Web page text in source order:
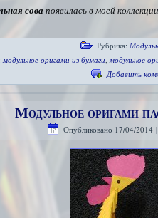
совапоявилась в моей
Рубрика:
модульное оригами из бумаги,модульное
Добавить
Модульное оригами
Опубликовано 17/04/2014 |